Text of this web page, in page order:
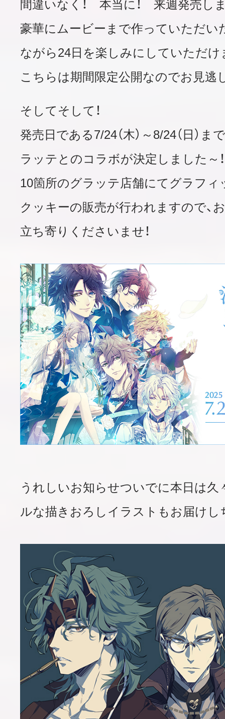
間違いなく！ 本当に！ 来週発売しま
豪華にムービーまで作っていただい
ながら24日を楽しみにしていただけ
こちらは期間限定公開なのでお見逃
そしてそして！
発売日である7/24（木）～8/24（日）
ラッテとのコラボが決定しました～！
10箇所のグラッテ店舗にてグラフ
クッキーの販売が行われますので、
立ち寄りくださいませ！
うれしいお知らせついでに本日は久
ルな描きおろしイラストもお届けし